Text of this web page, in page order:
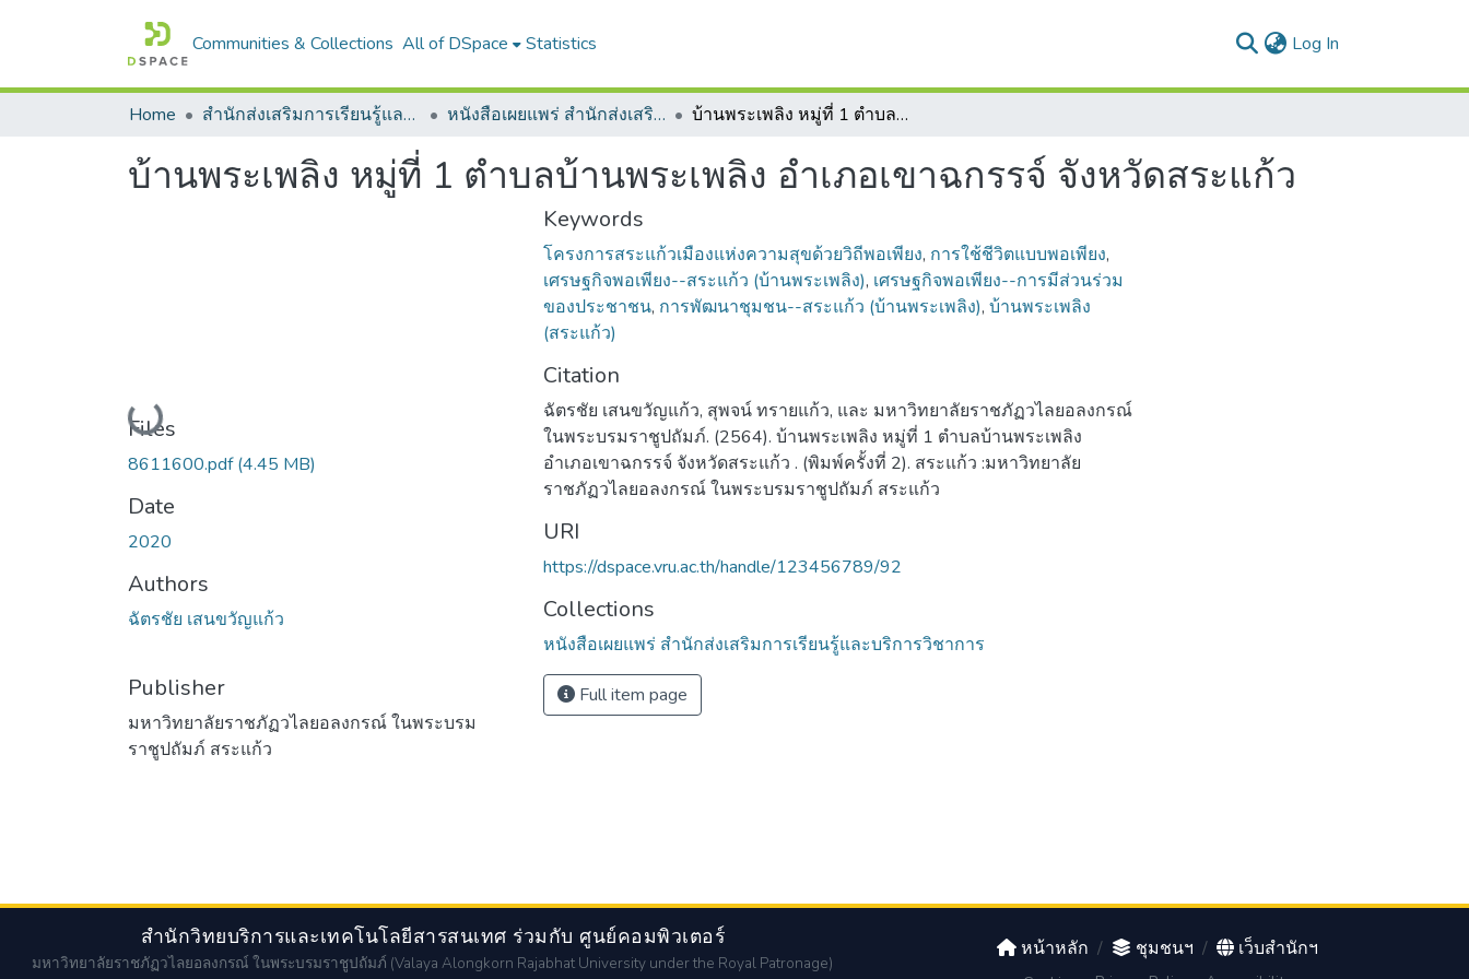
Communities & Collections All of DSpace Statistics Log In
Home สำนักส่งเสริมการเรียนรู้และบริการวิชาการ หนังสือเผยแพร่ สำนักส่งเสริมการเรียนรู้และบริการวิชาการ บ้านพระเพลิง หมู่ที่ 1 ตำบลบ้านพระเพลิง อำเภอเขาฉกรรจ์ จังหวัดสระแก้ว
บ้านพระเพลิง หมู่ที่ 1 ตำบลบ้านพระเพลิง อำเภอเขาฉกรรจ์ จังหวัดสระแก้ว
Loading...
Files
8611600.pdf(4.45 MB)
Date
2020
Authors
ฉัตรชัย เสนขวัญแก้ว
Publisher
มหาวิทยาลัยราชภัฏวไลยอลงกรณ์ ในพระบรม
ราชูปถัมภ์ สระแก้ว
Keywords
โครงการสระแก้วเมืองแห่งความสุขด้วยวิถีพอเพียง, การใช้ชีวิตแบบพอเพียง,
เศรษฐกิจพอเพียง--สระแก้ว (บ้านพระเพลิง), เศรษฐกิจพอเพียง--การมีส่วนร่วม
ของประชาชน, การพัฒนาชุมชน--สระแก้ว (บ้านพระเพลิง), บ้านพระเพลิง
(สระแก้ว)
Citation
ฉัตรชัย เสนขวัญแก้ว, สุพจน์ ทรายแก้ว, และ มหาวิทยาลัยราชภัฏวไลยอลงกรณ์
ในพระบรมราชูปถัมภ์. (2564). บ้านพระเพลิง หมู่ที่ 1 ตำบลบ้านพระเพลิง
อำเภอเขาฉกรรจ์ จังหวัดสระแก้ว . (พิมพ์ครั้งที่ 2). สระแก้ว :มหาวิทยาลัย
ราชภัฏวไลยอลงกรณ์ ในพระบรมราชูปถัมภ์ สระแก้ว
URI
https://dspace.vru.ac.th/handle/123456789/92
Collections
หนังสือเผยแพร่ สำนักส่งเสริมการเรียนรู้และบริการวิชาการ
Full item page
สำนักวิทยบริการและเทคโนโลยีสารสนเทศ ร่วมกับ ศูนย์คอมพิวเตอร์
มหาวิทยาลัยราชภัฏวไลยอลงกรณ์ ในพระบรมราชูปถัมภ์ (Valaya Alongkorn Rajabhat University under the Royal Patronage)
หน้าหลัก / ชุมชนฯ / เว็บสำนักฯ